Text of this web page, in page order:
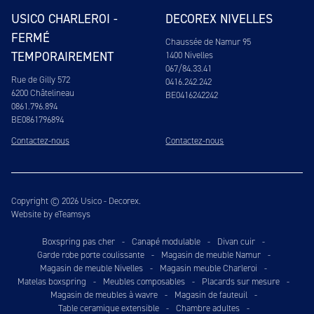
USICO CHARLEROI -
FERMÉ
TEMPORAIREMENT
Rue de Gilly 572
6200 Châtelineau
0861.796.894
BE0861796894
Contactez-nous
DECOREX NIVELLES
Chaussée de Namur 95
1400 Nivelles
067/84.33.41
0416.242.242
BE0416242242
Contactez-nous
Copyright © 2026 Usico - Decorex.
Website by eTeamsys
Boxspring pas cher - Canapé modulable - Divan cuir -
Garde robe porte coulissante
- Magasin de meuble Namur
-
Magasin de meuble Nivelles - Magasin meuble Charleroi
-
Matelas boxspring
- Meubles composables - Placards sur mesure -
Magasin de meubles à wavre
- Magasin de fauteuil
-
Table ceramique extensible
- Chambre adultes -